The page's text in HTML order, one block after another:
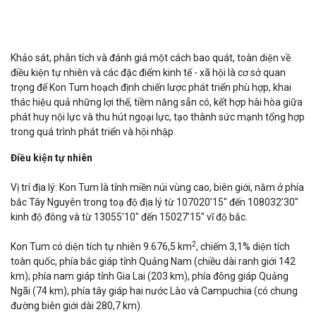
Khảo sát, phân tích và đánh giá một cách bao quát, toàn diện về
điều kiện tự nhiên và các đặc điểm kinh tế - xã hội là cơ sở quan
trọng để Kon Tum hoạch định chiến lược phát triển phù hợp, khai
thác hiệu quả những lợi thế, tiềm năng sẵn có, kết hợp hài hòa giữa
phát huy nội lực và thu hút ngoại lực, tạo thành sức mạnh tổng hợp
trong quá trình phát triển và hội nhập.
Điều kiện tự nhiên
Vị trí địa lý: Kon Tum là tỉnh miền núi vùng cao, biên giới, nằm ở phía
bắc Tây Nguyên trong toạ độ địa lý từ 107020’15" đến 108032’30"
kinh độ đông và từ 13055’10" đến 15027’15" vĩ độ bắc.
Kon Tum có diện tích tự nhiên 9.676,5 km2, chiếm 3,1% diện tích
toàn quốc, phía bắc giáp tỉnh Quảng Nam (chiều dài ranh giới 142
km); phía nam giáp tỉnh Gia Lai (203 km), phía đông giáp Quảng
Ngãi (74 km), phía tây giáp hai nước Lào và Campuchia (có chung
đường biên giới dài 280,7 km).